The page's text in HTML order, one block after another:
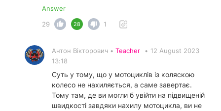
Answer
29
28 1
Антон Вікторович • Teacher • 12 August 2023
13:18
Суть у тому, що у мотоциклів із коляскою
колесо не нахиляється, а саме завертає.
Тому там, де ви могли б увійти на підвищеній
швидкості завдяки нахилу мотоцикла, ви не